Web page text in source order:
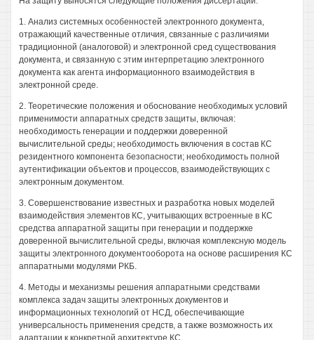
1. Анализ системных особенностей электронного документа,
отражающий качественные отличия, связанные с различиями
традиционной (аналоговой) и электронной сред существования
документа, и связанную с этим интерпретацию электронного
документа как агента информационного взаимодействия в
электронной среде.
2. Теоретические положения и обоснование необходимых условий
применимости аппаратных средств защиты, включая:
необходимость генерации и поддержки доверенной
вычислительной среды; необходимость включения в состав КС
резидентного компонента безопасности; необходимость полной
аутентификации объектов и процессов, взаимодействующих с
электронным документом.
3. Совершенствование известных и разработка новых моделей
взаимодействия элементов КС, учитывающих встроенные в КС
средства аппаратной защиты при генерации и поддержке
доверенной вычислительной среды, включая комплексную модель
защиты электронного документооборота на основе расширения КС
аппаратными модулями РКБ.
4. Методы и механизмы решения аппаратными средствами
комплекса задач защиты электронных документов и
информационных технологий от НСД, обеспечивающие
универсальность применения средств, а также возможность их
адаптации к конкретной архитектуре КС.